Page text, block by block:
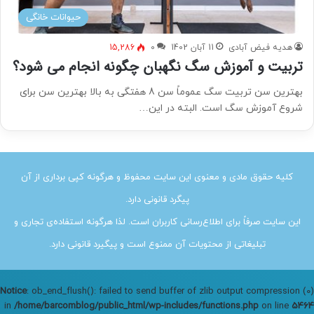
حیوانات خانگی
هدیه فیض آبادی 11 آبان 1402 0
15,286
تربیت و آموزش سگ نگهبان چگونه انجام می شود؟
بهترین سن تربیت سگ عموماً سن 8 هفتگی به بالا بهترین سن برای
شروع آموزش سگ است. البته در این…
کلیه حقوق مادی و معنوی این سایت محفوظ و هرگونه کپی برداری از آن
پیگرد قانونی دارد.
این سایت صرفاً برای اطلاع‌رسانی کاربران است. لذا هرگونه استفاده‌ی تجاری و
تبلیغاتی از محتویات آن ممنوع است و پیگیرد قانونی دارد.
Notice: ob_end_flush(): failed to send buffer of zlib output compression (0)
in /home/barcomblog/public_html/wp-includes/functions.php on line 5464